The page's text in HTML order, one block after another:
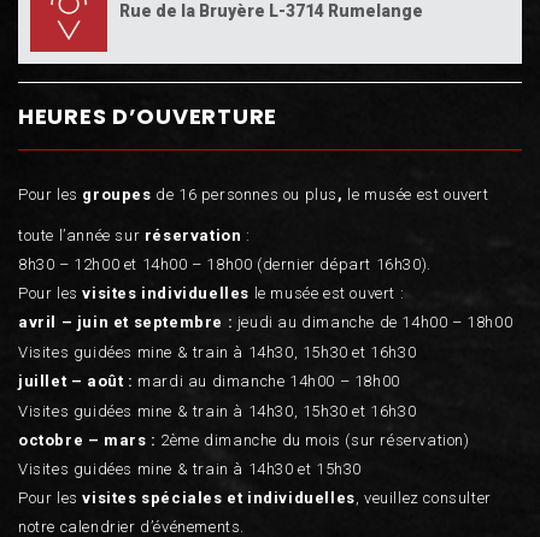
Rue de la Bruyère L-3714 Rumelange
HEURES D’OUVERTURE
Pour les groupes de 16 personnes ou plus , le musée est ouvert
toute l’année sur réservation :
8h30 – 12h00 et 14h00 – 18h00 (dernier départ 16h30).
Pour lesvisites individuelles le musée est ouvert :
avril – juin et septembre : jeudi au dimanche de 14h00 – 18h00
Visites guidées mine & train à 14h30, 15h30 et 16h30
juillet – août : mardi au dimanche 14h00 – 18h00
Visites guidées mine & train à 14h30, 15h30 et 16h30
octobre – mars : 2ème dimanche du mois (sur réservation)
Visites guidées mine & train à 14h30 et 15h30
Pour lesvisites spéciales et individuelles, veuillez consulter
notre calendrier d’événements.